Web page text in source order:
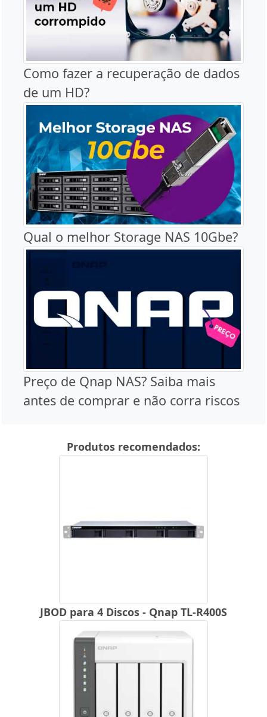
Como fazer a recuperação de dados
de um HD?
Qual o melhor Storage NAS 10Gbe?
Preço de Qnap NAS? Saiba mais
antes de comprar e não corra riscos
Produtos recomendados:
JBOD para 4 Discos - Qnap TL-R400S